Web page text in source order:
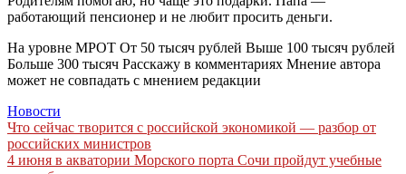
работающий пенсионер и не любит просить деньги.
На уровне МРОТ От 50 тысяч рублей Выше 100 тысяч рублей
Больше 300 тысяч Расскажу в комментариях Мнение автора
может не совпадать с мнением редакции
Новости
Навигация
по
Что сейчас творится с российской экономикой — разбор от
российских министров
4 июня в акватории Морского порта Сочи пройдут учебные